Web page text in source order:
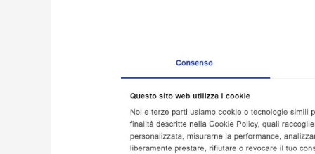
e
banner
di
accettazione:
cosa